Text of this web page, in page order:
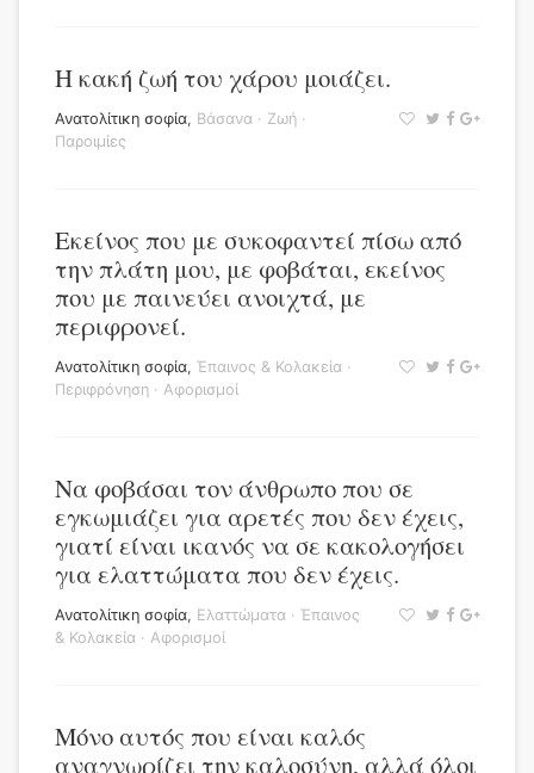
Η κακή ζωή του χάρου μοιάζει.
Ανατολίτικη σοφία, Βάσανα · Ζωή ·
Παροιμίες
Εκείνος που με συκοφαντεί πίσω από
την πλάτη μου, με φοβάται, εκείνος
που με παινεύει ανοιχτά, με
περιφρονεί.
Ανατολίτικη σοφία, Έπαινος & Κολακεία ·
Περιφρόνηση · Αφορισμοί
Να φοβάσαι τον άνθρωπο που σε
εγκωμιάζει για αρετές που δεν έχεις,
γιατί είναι ικανός να σε κακολογήσει
για ελαττώματα που δεν έχεις.
Ανατολίτικη σοφία, Ελαττώματα · Έπαινος
& Κολακεία · Αφορισμοί
Μόνο αυτός που είναι καλός
αναγνωρίζει την καλοσύνη, αλλά όλοι